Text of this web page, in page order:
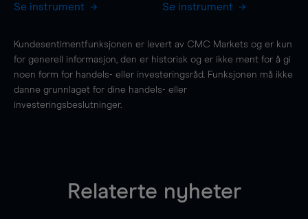
Se instrument Se instrument
Kundesentimentfunksjonen er levert av CMC Markets og er kun
for generell informasjon, den er historisk og er ikke ment for å gi
noen form for handels- eller investeringsråd. Funksjonen må ikke
danne grunnlaget for dine handels- eller
investeringsbeslutninger.
Relaterte nyheter